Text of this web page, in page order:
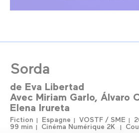
Sorda
de Eva Libertad
Avec Miriam Garlo Álvaro
Elena Irureta
Fiction Espagne VOSTF / SME
99 min
Cinéma Numérique 2K